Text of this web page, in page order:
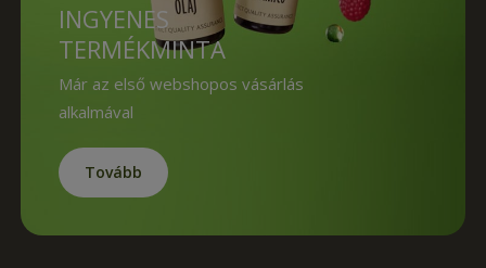
INGYENES
TERMÉKMINTA
Már az első webshopos vásárlás
alkalmával
Tovább